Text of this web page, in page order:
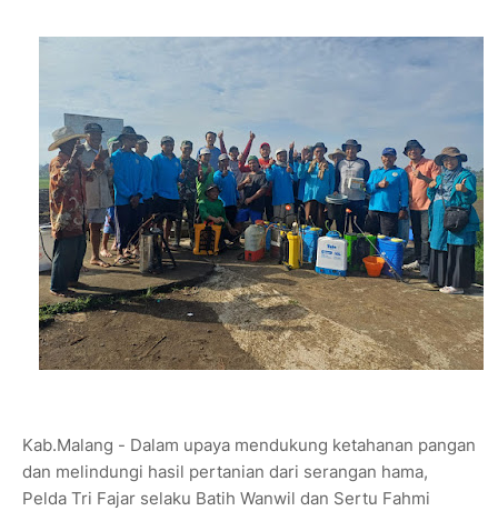
Kab.Malang - Dalam upaya mendukung ketahanan pangan
dan melindungi hasil pertanian dari serangan hama,
Pelda Tri Fajar selaku Batih Wanwil dan Sertu Fahmi